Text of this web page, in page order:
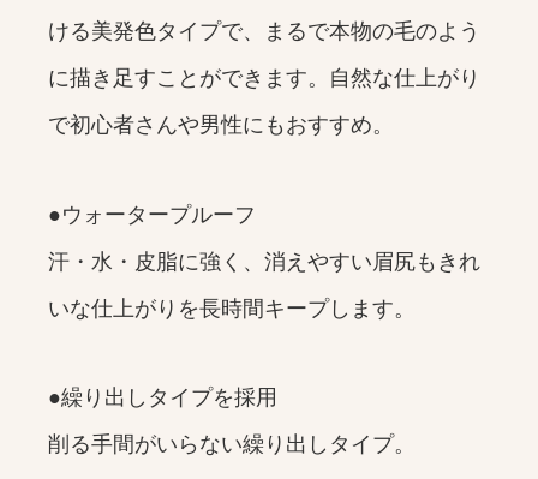
ける美発色タイプで、まるで本物の毛のよう
に描き足すことができます。自然な仕上がり
で初心者さんや男性にもおすすめ。
●ウォータープルーフ
汗・水・皮脂に強く、消えやすい眉尻もきれ
いな仕上がりを長時間キープします。
●繰り出しタイプを採用
削る手間がいらない繰り出しタイプ。